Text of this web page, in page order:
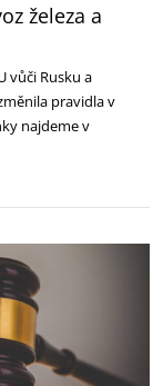
železa a
vůči Rusku a
pravidla v
najdeme v